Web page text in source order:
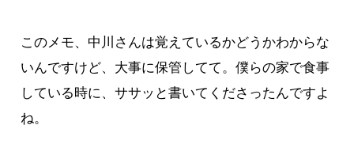
このメモ、中川さんは覚えているかどうかわからな
いんですけど、大事に保管してて。僕らの家で食事
している時に、ササッと書いてくださったんですよ
ね。